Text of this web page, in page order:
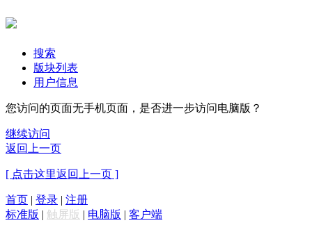
搜索
版块列表
用户信息
您访问的页面无手机页面，是否进一步访问电脑版？
继续访问
返回上一页
[ 点击这里返回上一页 ]
首页 | 登录 | 注册
标准版 | 触屏版 | 电脑版 | 客户端